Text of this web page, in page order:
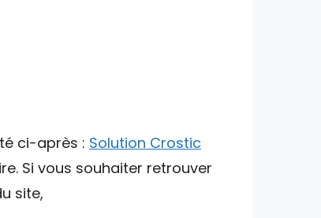
ci-après : Solution Crostic
Si vous souhaiter retrouver
site,